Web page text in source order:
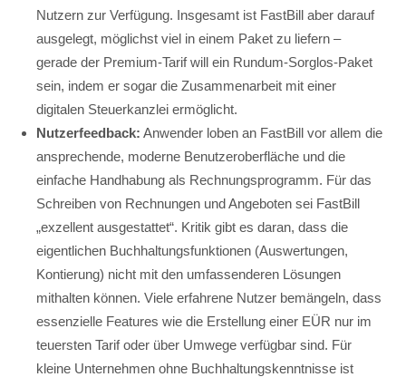
Nutzern zur Verfügung. Insgesamt ist FastBill aber darauf
ausgelegt, möglichst viel in einem Paket zu liefern –
gerade der Premium-Tarif will ein Rundum-Sorglos-Paket
sein, indem er sogar die Zusammenarbeit mit einer
digitalen Steuerkanzlei ermöglicht.
Nutzerfeedback: Anwender loben an FastBill vor allem die
ansprechende, moderne Benutzeroberfläche und die
einfache Handhabung als Rechnungsprogramm. Für das
Schreiben von Rechnungen und Angeboten sei FastBill
„exzellent ausgestattet“. Kritik gibt es daran, dass die
eigentlichen Buchhaltungsfunktionen (Auswertungen,
Kontierung) nicht mit den umfassenderen Lösungen
mithalten können. Viele erfahrene Nutzer bemängeln, dass
essenzielle Features wie die Erstellung einer EÜR nur im
teuersten Tarif oder über Umwege verfügbar sind. Für
kleine Unternehmen ohne Buchhaltungskenntnisse ist